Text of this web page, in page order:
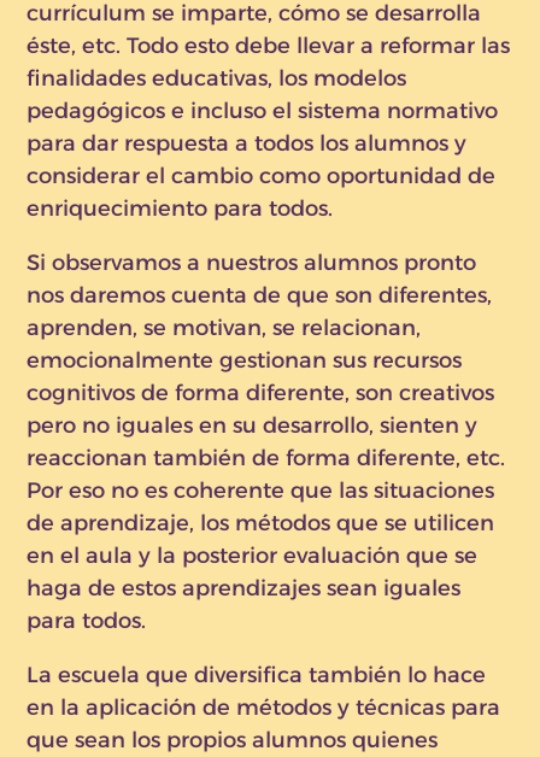
currículum se imparte, cómo se desarrolla
éste, etc. Todo esto debe llevar a reformar las
finalidades educativas, los modelos
pedagógicos e incluso el sistema normativo
para dar respuesta a todos los alumnos y
considerar el cambio como oportunidad de
enriquecimiento para todos.
Si observamos a nuestros alumnos pronto
nos daremos cuenta de que son diferentes,
aprenden, se motivan, se relacionan,
emocionalmente gestionan sus recursos
cognitivos de forma diferente, son creativos
pero no iguales en su desarrollo, sienten y
reaccionan también de forma diferente, etc.
Por eso no es coherente que las situaciones
de aprendizaje, los métodos que se utilicen
en el aula y la posterior evaluación que se
haga de estos aprendizajes sean iguales
para todos.
La escuela que diversifica también lo hace
en la aplicación de métodos y técnicas para
que sean los propios alumnos quienes